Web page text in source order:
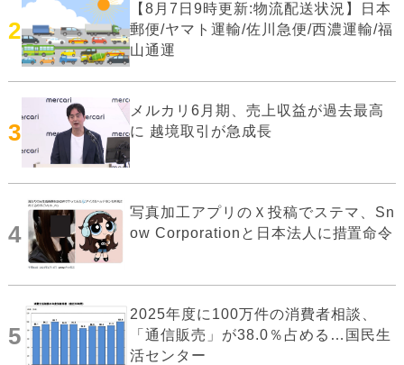
2
【8月7日9時更新:物流配送状況】日本
郵便/ヤマト運輸/佐川急便/西濃運輸/福
山通運
3
メルカリ6月期、売上収益が過去最高
に 越境取引が急成長
4
写真加工アプリのＸ投稿でステマ、Sn
ow Corporationと日本法人に措置命令
5
2025年度に100万件の消費者相談、
「通信販売」が38.0％占める…国民生
活センター